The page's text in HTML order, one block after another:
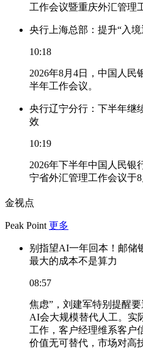
工作会议暨重庆外汇管理
央行上海总部：提升“入境
10:18
2026年8月4日，中国人民
半年工作会议。
央行辽宁分行：下半年继
效
10:19
2026年下半年中国人民银
宁省外汇管理工作会议于8
金视点
Peak Point 更多
别指望AI一年回本！邮储
最大的成本不是算力
08:57
焦虑”，刘建军特别提醒
AI会大规模替代人工。实
工作，客户经理维系客户
价值无可替代，市场对高